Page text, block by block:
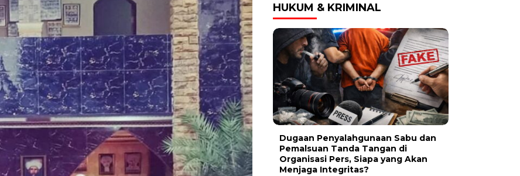
HUKUM & KRIMINAL
Dugaan Penyalahgunaan Sabu dan
Pemalsuan Tanda Tangan di
Organisasi Pers, Siapa yang Akan
Menjaga Integritas?